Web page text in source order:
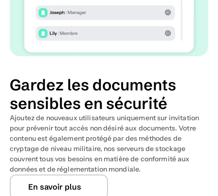
Gardez les documents
sensibles en sécurité
Ajoutez de nouveaux utilisateurs uniquement sur invitation
pour prévenir tout accès non désiré aux documents. Votre
contenu est également protégé par des méthodes de
cryptage de niveau militaire, nos serveurs de stockage
couvrent tous vos besoins en matière de conformité aux
données et de réglementation mondiale.
En savoir plus